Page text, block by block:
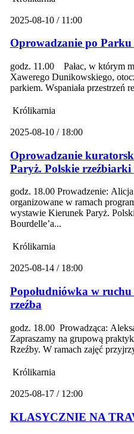
2025-08-10 / 11:00
Oprowadzanie po
godz. 11.00 Pałac, w którym
Xawerego Dunikowskiego,
parkiem. Wspaniała przestrzeń
Królikarnia
2025-08-10 / 18:00
Oprowadzanie
Paryż. Polskie rzeźbiarki
godz. 18.00 Prowadzenie:
organizowane w ramach
wystawie Kierunek Paryż.
Bourdelle’a...
Królikarnia
2025-08-14 / 18:00
Popołudniówka w
rzeźba
godz. 18.00 Prowadząca:
Zapraszamy na grupową
Rzeźby. W ramach zajęć
Królikarnia
2025-08-17 / 12:00
KLASYCZNIE NA